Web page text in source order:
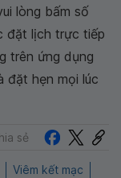
lòng bấm số
đặt lịch trực tiếp
trên ứng dụng
đặt hẹn mọi lúc
sẻ
Viêm kết mạc